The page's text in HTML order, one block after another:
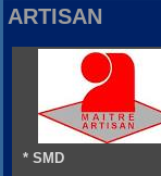
ARTISAN
* SMD